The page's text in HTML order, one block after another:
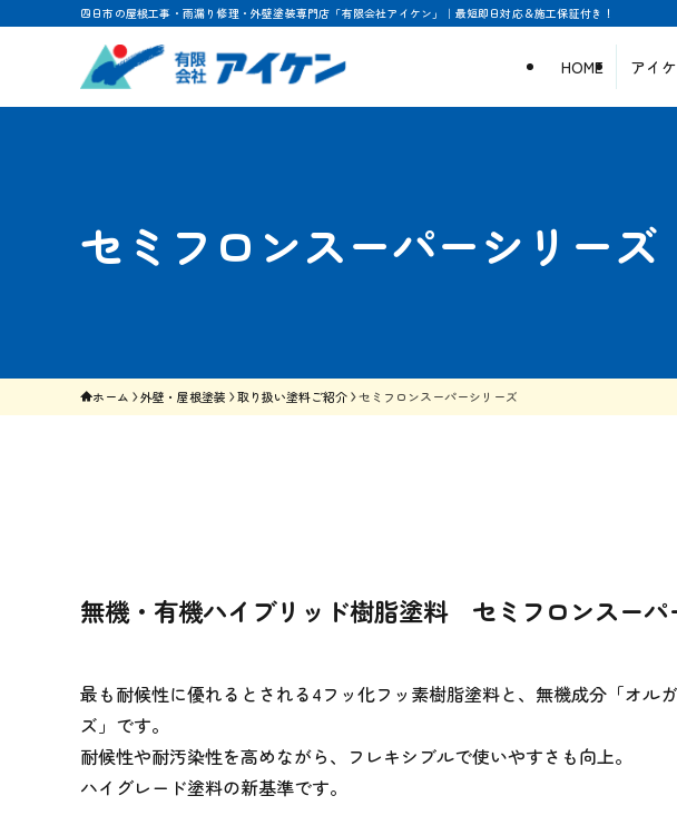
四日市の屋根工事・雨漏り修理・外壁塗装専門店「有限会社アイケン」｜最短即日対応＆施工保証付き！
HOME アイ
セミフロンスーパーシリーズ
ホーム 外壁・屋根塗装 取り扱い塗料ご紹介 セミフロンスーパーシリーズ
無機・有機ハイブリッド樹脂塗料 セミフロンスーパ
最も耐候性に優れるとされる4フッ化フッ素樹脂塗料と、無機成分「オ
ズ」です。
耐候性や耐汚染性を高めながら、フレキシブルで使いやすさも向上。
ハイグレード塗料の新基準です。